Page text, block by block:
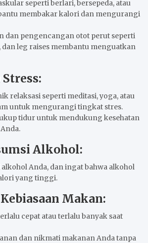
seperti berlari, bersepeda, atau
membakar kalori dan mengurangi
dan pengencangan otot perut seperti
dan leg raises membantu menguatkan
relaksasi seperti meditasi, yoga, atau
untuk mengurangi tingkat stres.
tidur untuk mendukung kesehatan
Alkohol:
Anda, dan ingat bahwa alkohol
yang tinggi.
Makan:
cepat atau terlalu banyak saat
dan nikmati makanan Anda tanpa